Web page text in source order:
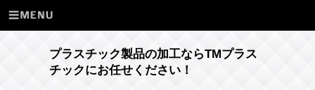
プラスチック製品の加工ならTMプラス
チックにお任せください！